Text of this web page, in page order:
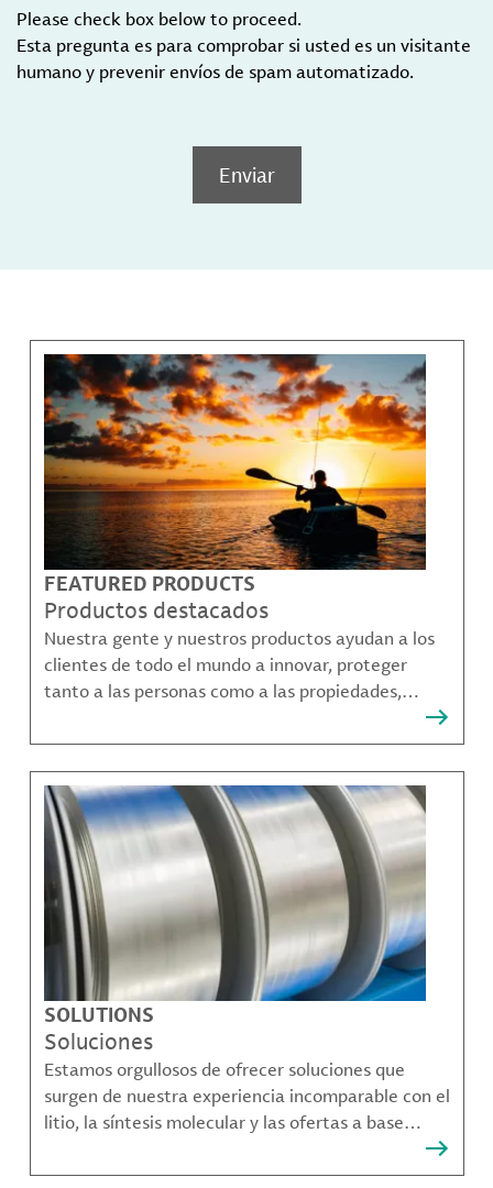
Please check box below to proceed.
Esta pregunta es para comprobar si usted es un visitante
humano y prevenir envíos de spam automatizado.
Enviar
FEATURED PRODUCTS
Productos destacados
Nuestra gente y nuestros productos ayudan a los
clientes de todo el mundo a innovar, proteger
tanto a las personas como a las propiedades,
sostenibles de moverse, comunicarse y prosperar.
SOLUTIONS
Soluciones
Estamos orgullosos de ofrecer soluciones que
surgen de nuestra experiencia incomparable con el
litio, la síntesis molecular y las ofertas a base
bromo que resuelven muchos de los desafíos más
complejos de nuestros clientes.